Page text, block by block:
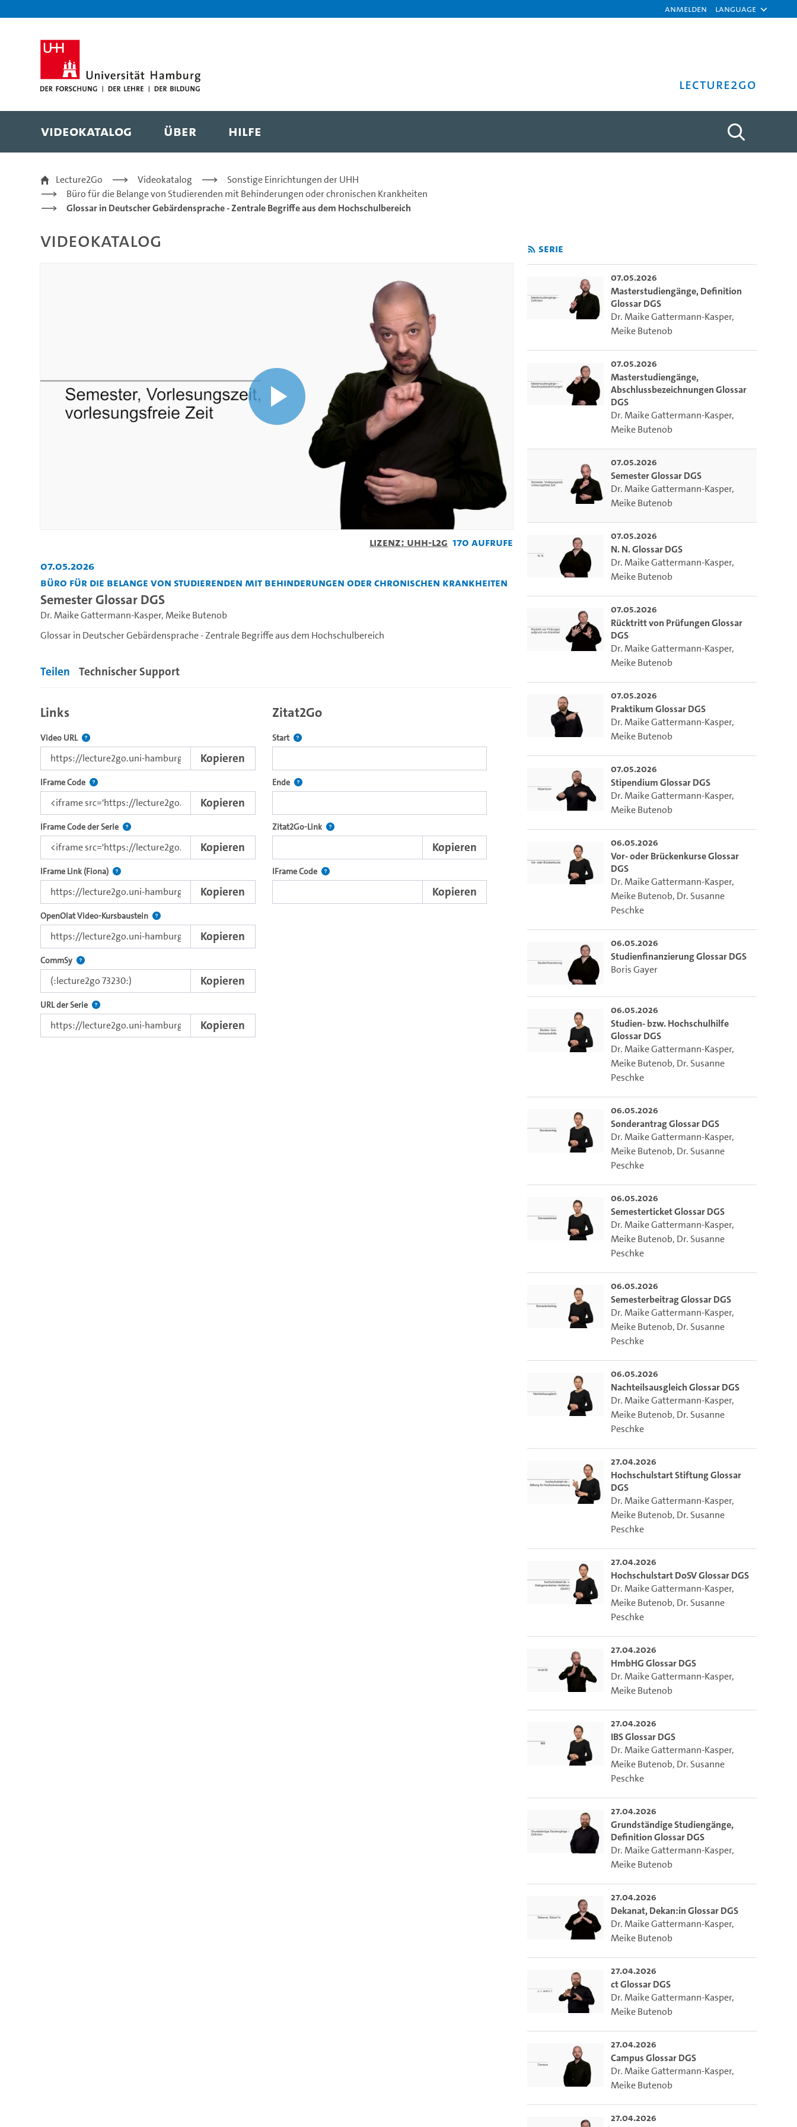
Anmelden Language
Lecture2Go
Videokatalog Über Hilfe
Semester Glossar DGS - Dr. Maike Gattermann-Kasper, Meike Butenob -
Lecture2Go Videokatalog
Sonstige Einrichtungen der UHH
Büro für die Belange von Studierenden mit Behinderungen oder chronischen Krankheiten
Glossar in Deutscher Gebärdensprache - Zentrale Begriffe aus dem Hochschulbereich
Videokatalog
Video
abspielen
Lizenz: UHH-L2G 170 Aufrufe
07.05.2026
Büro für die Belange von Studierenden mit Behinderungen oder chronischen Krankheiten
Semester Glossar DGS
Dr. Maike Gattermann-Kasper,Meike Butenob
Glossar in Deutscher Gebärdensprache - Zentrale Begriffe aus dem Hochschulbereich
Teilen Technischer Support
Links
Video URL Der Link zu diesem Video.
Kopieren
IFrame Code Nutzen Sie diesen Code, um das Video mit dem Lecture2Go-Videoplayer einzubetten.
Kopieren
IFrame Code der Serie Nutzen Sie diesen Code, um das Video und die komplette Serie mit dem Lecture2Go-Videoplayer einzubetten.
Kopieren
IFrame Link (Fiona) Direkter iFrame-Link zur Weitergabe an externe Web-Applikationen.
Kopieren
OpenOlat Video-Kursbaustein Verwenden Sie diesen Link, um ein Video in den OpenOlat Video-Baustein einzubetten.
Kopieren
CommSy Nutzen Sie diesen Code, um das Video in CommSy einzubetten.
Kopieren
URL der Serie Der Link zur Serie.
Kopieren
Zitat2Go
Start Definiert den Startpunkt für Zitat2Go. Bitte in das Feld klicken, um die aktuelle Zeit auszuwählen.
Ende Definiert den Endpunkt für Zitat2Go. Bitte in das Feld klicken, um die aktuelle Zeit auszuwählen.
Zitat2Go-Link Nach der Auswahl eines Start- und Endpunktes verweist dieser Link auf den Ausschnitt des Videos.
Kopieren
IFrame Code Nutzen Sie diesen Code, um den Auschnitt des Videos mit dem Lecture2Go-Videoplayer einzubetten.
Kopieren
Serie
07.05.2026
Masterstudiengänge, Definition
Glossar DGS
Dr. Maike Gattermann-Kasper,
Meike Butenob
07.05.2026
Masterstudiengänge,
Abschlussbezeichnungen Glossar
DGS
Dr. Maike Gattermann-Kasper,
Meike Butenob
07.05.2026
Semester Glossar DGS
Dr. Maike Gattermann-Kasper,
Meike Butenob
07.05.2026
N. N. Glossar DGS
Dr. Maike Gattermann-Kasper,
Meike Butenob
07.05.2026
Rücktritt von Prüfungen Glossar
DGS
Dr. Maike Gattermann-Kasper,
Meike Butenob
07.05.2026
Praktikum Glossar DGS
Dr. Maike Gattermann-Kasper,
Meike Butenob
07.05.2026
Stipendium Glossar DGS
Dr. Maike Gattermann-Kasper,
Meike Butenob
06.05.2026
Vor- oder Brückenkurse Glossar
DGS
Dr. Maike Gattermann-Kasper,
Meike Butenob, Dr. Susanne
Peschke
06.05.2026
Studienfinanzierung Glossar DGS
Boris Gayer
06.05.2026
Studien- bzw. Hochschulhilfe
Glossar DGS
Dr. Maike Gattermann-Kasper,
Meike Butenob, Dr. Susanne
Peschke
06.05.2026
Sonderantrag Glossar DGS
Dr. Maike Gattermann-Kasper,
Meike Butenob, Dr. Susanne
Peschke
06.05.2026
Semesterticket Glossar DGS
Dr. Maike Gattermann-Kasper,
Meike Butenob, Dr. Susanne
Peschke
06.05.2026
Semesterbeitrag Glossar DGS
Dr. Maike Gattermann-Kasper,
Meike Butenob, Dr. Susanne
Peschke
06.05.2026
Nachteilsausgleich Glossar DGS
Dr. Maike Gattermann-Kasper,
Meike Butenob, Dr. Susanne
Peschke
27.04.2026
Hochschulstart Stiftung Glossar
DGS
Dr. Maike Gattermann-Kasper,
Meike Butenob, Dr. Susanne
Peschke
27.04.2026
Hochschulstart DoSV Glossar DGS
Dr. Maike Gattermann-Kasper,
Meike Butenob, Dr. Susanne
Peschke
27.04.2026
HmbHG Glossar DGS
Dr. Maike Gattermann-Kasper,
Meike Butenob
27.04.2026
IBS Glossar DGS
Dr. Maike Gattermann-Kasper,
Meike Butenob, Dr. Susanne
Peschke
27.04.2026
Grundständige Studiengänge,
Definition Glossar DGS
Dr. Maike Gattermann-Kasper,
Meike Butenob
27.04.2026
Dekanat, Dekan:in Glossar DGS
Dr. Maike Gattermann-Kasper,
Meike Butenob
27.04.2026
ct Glossar DGS
Dr. Maike Gattermann-Kasper,
Meike Butenob
27.04.2026
Campus Glossar DGS
Dr. Maike Gattermann-Kasper,
Meike Butenob
27.04.2026